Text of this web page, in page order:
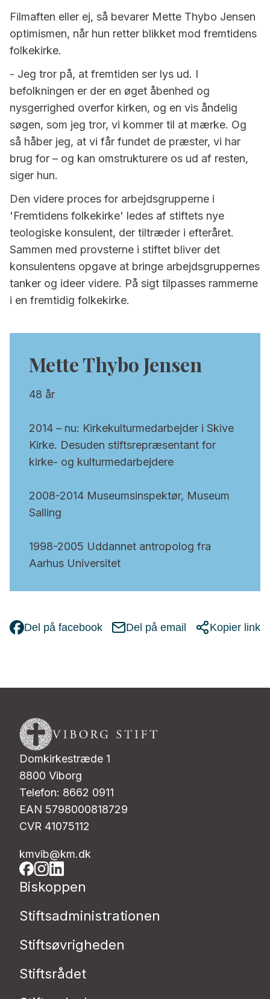
Filmaften eller ej, så bevarer Mette Thybo Jensen
optimismen, når hun retter blikket mod fremtidens
folkekirke.
- Jeg tror på, at fremtiden ser lys ud. I
befolkningen er der en øget åbenhed og
nysgerrighed overfor kirken, og en vis åndelig
søgen, som jeg tror, vi kommer til at mærke. Og
så håber jeg, at vi får fundet de præster, vi har
brug for – og kan omstrukturere os ud af resten,
siger hun.
Den videre proces for arbejdsgrupperne i
'Fremtidens folkekirke' ledes af stiftets nye
teologiske konsulent, der tiltræder i efteråret.
Sammen med provsterne i stiftet bliver det
konsulentens opgave at bringe arbejdsgruppernes
tanker og ideer videre. På sigt tilpasses rammerne
i en fremtidig folkekirke.
Mette Thybo Jensen
48 år
2014 – nu: Kirkekulturmedarbejder i Skive
Kirke. Desuden stiftsrepræsentant for
kirke- og kulturmedarbejdere
2008-2014 Museumsinspektør, Museum
Salling
1998-2005 Uddannet antropolog fra
Aarhus Universitet
Del på facebook Del på email Kopier link
Domkirkestræde 1
8800 Viborg
Telefon: 8662 0911
EAN 5798000818729
CVR 41075112
kmvib@km.dk
Biskoppen
Stiftsadministrationen
Stiftsøvrigheden
Stiftsrådet